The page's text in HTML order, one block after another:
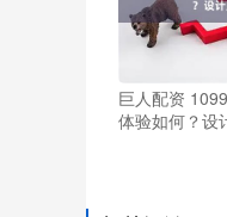
巨人配资
体验如何？设